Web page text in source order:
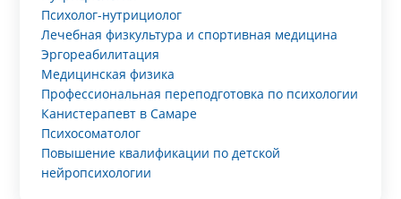
Психолог-нутрициолог
Лечебная физкультура и спортивная медицина
Эргореабилитация
Медицинская физика
Профессиональная переподготовка по психологии
Канистерапевт в Самаре
Психосоматолог
Повышение квалификации по детской
нейропсихологии